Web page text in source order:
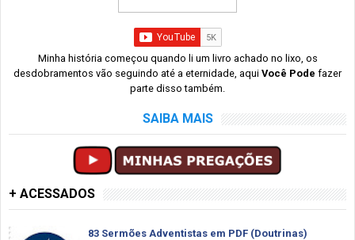
Minha história começou quando li um livro achado no lixo, os
desdobramentos vão seguindo até a eternidade, aqui Você Pode fazer
parte disso também.
SAIBA MAIS
+ ACESSADOS
83 Sermões Adventistas em PDF (Doutrinas)